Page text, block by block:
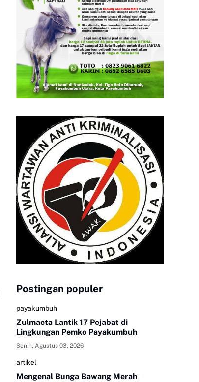
Postingan populer
payakumbuh
Zulmaeta Lantik 17 Pejabat di
Lingkungan Pemko Payakumbuh
Senin, Agustus 03, 2026
artikel
Mengenal Bunga Bawang Merah